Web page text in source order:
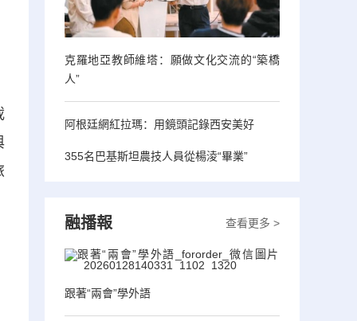
克羅地亞教師維塔：願做文化交流的“築橋
人”
阿根廷網紅拉瑪：用鏡頭記錄西安美好
355名巴基斯坦農技人員從楊淩“畢業”
查看更多 >
融播報
跟著“兩會”學外語